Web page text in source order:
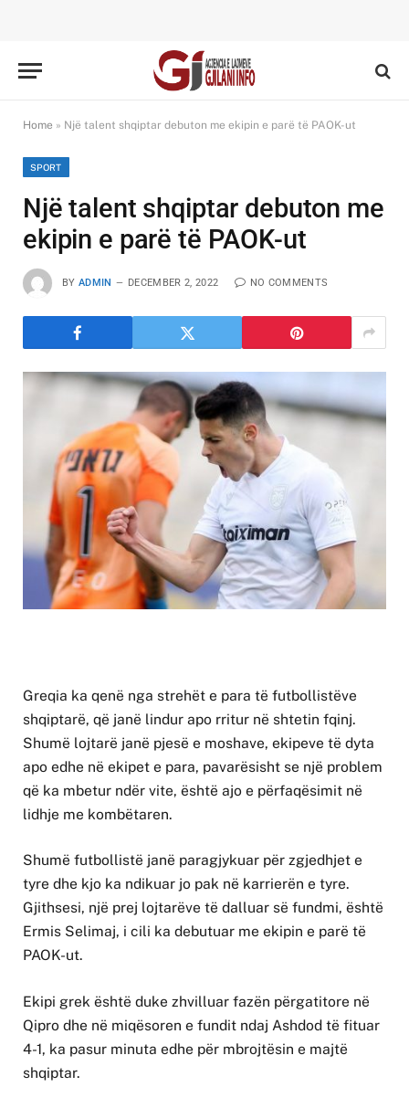
Home » Një talent shqiptar debuton me ekipin e parë të PAOK-ut
SPORT
Një talent shqiptar debuton me
ekipin e parë të PAOK-ut
BY ADMIN DECEMBER 2, 2022 NO COMMENTS
Greqia ka qenë nga strehët e para të futbollistëve
shqiptarë, që janë lindur apo rritur në shtetin fqinj.
Shumë lojtarë janë pjesë e moshave, ekipeve të dyta
apo edhe në ekipet e para, pavarësisht se një problem
që ka mbetur ndër vite, është ajo e përfaqësimit në
lidhje me kombëtaren.
Shumë futbollistë janë paragjykuar për zgjedhjet e
tyre dhe kjo ka ndikuar jo pak në karrierën e tyre.
Gjithsesi, një prej lojtarëve të dalluar së fundmi, është
Ermis Selimaj, i cili ka debutuar me ekipin e parë të
PAOK-ut.
Ekipi grek është duke zhvilluar fazën përgatitore në
Qipro dhe në miqësoren e fundit ndaj Ashdod të fituar
4-1, ka pasur minuta edhe për mbrojtësin e majtë
shqiptar.